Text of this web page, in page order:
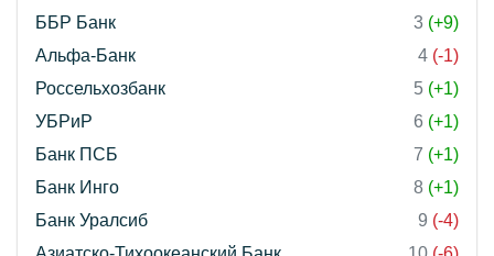
ББР Банк
3 (+9)
Альфа-Банк
4 (-1)
Россельхозбанк
5 (+1)
УБРиР
6 (+1)
Банк ПСБ
7 (+1)
Банк Инго
8 (+1)
Банк Уралсиб
9 (-4)